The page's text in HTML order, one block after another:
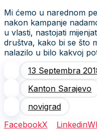
Mi ćemo u narednom
nakon kampanje
u vlasti, nastojati
društva, kako bi se što
nalazilo u bilo kakvoj
13 Septembra
Kanton Sarajevo
novigrad
FacebookX Linkedin